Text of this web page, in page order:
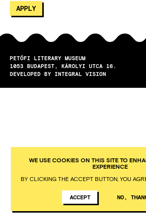
PETŐFI LITERARY MUSEUM
1053
BUDAPEST
KÁROLYI UTCA 16.
DEVELOPED BY INTEGRAL VISION
WE USE COOKIES ON THIS SITE TO
EXPERIENCE
BY CLICKING THE ACCEPT BUTTON, YOU
ACCEPT NO,